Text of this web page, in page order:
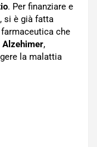
. Per finanziare e
si è già fatta
che
Alzehimer,
la malattia